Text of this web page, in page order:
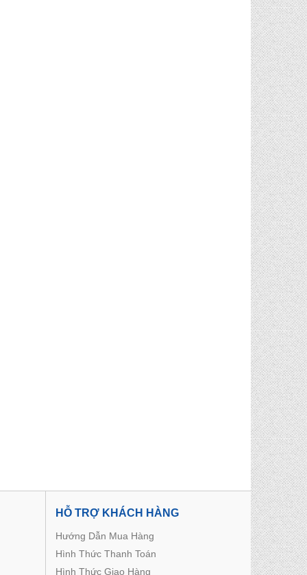
HỖ TRỢ KHÁCH HÀNG
Hướng Dẫn Mua Hàng
Hình Thức Thanh Toán
Hình Thức Giao Hàng